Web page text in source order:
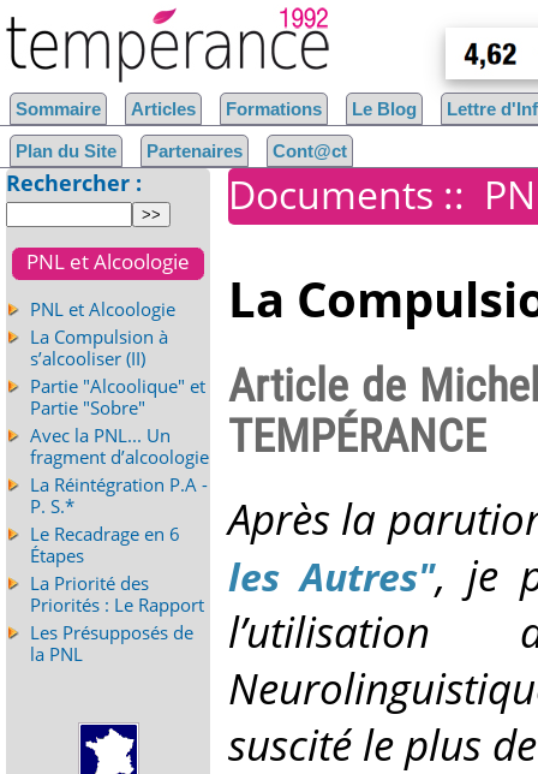
Documents ::
La
Article de
TEMPÉRANCE
Après la
les Autres", je
suscité le plus
Sommaire Articles Formations Le Blog Lettre
Plan du Site Partenaires Cont@ct
Rechercher :
PNL et Alcoologie
PNL et Alcoologie
La Compulsion à
s’alcooliser (II)
Partie "Alcoolique" et
Partie "Sobre"
Avec la PNL... Un
fragment d’alcoologie
La Réintégration P.A -
P. S.*
Le Recadrage en 6
Étapes
La Priorité des
Priorités : Le Rapport
Les Présupposés de
la PNL